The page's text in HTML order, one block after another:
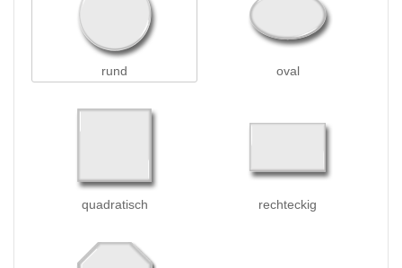
rund oval
quadratisch rechteckig